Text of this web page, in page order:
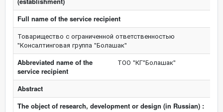
Full name of the service recipient
Товарищество с ограниченной ответственностью
"Консалтинговая группа "Болашак"
Abbreviated name of the
service recipient
ТОО "КГ"Болашак"
Abstract
The object of research, development or design (in Russian) :